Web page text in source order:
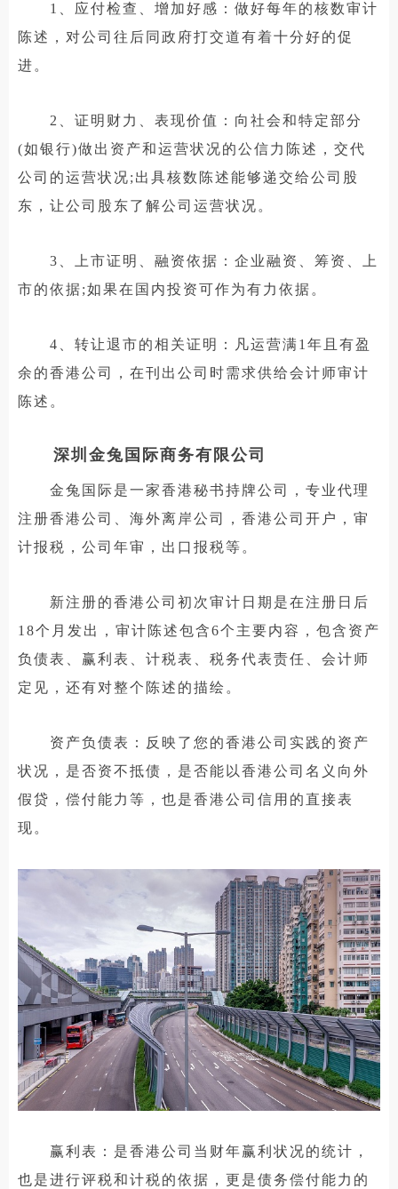
1、应付检查、增加好感：做好每年的核数审计
陈述，对公司往后同政府打交道有着十分好的促
进。
2、证明财力、表现价值：向社会和特定部分
(如银行)做出资产和运营状况的公信力陈述，交代
公司的运营状况;出具核数陈述能够递交给公司股
东，让公司股东了解公司运营状况。
3、上市证明、融资依据：企业融资、筹资、上
市的依据;如果在国内投资可作为有力依据。
4、转让退市的相关证明：凡运营满1年且有盈
余的香港公司，在刊出公司时需求供给会计师审计
陈述。
深圳金兔国际商务有限公司
金兔国际是一家香港秘书持牌公司，专业代理
注册香港公司、海外离岸公司，香港公司开户，审
计报税，公司年审，出口报税等。
新注册的香港公司初次审计日期是在注册日后
18个月发出，审计陈述包含6个主要内容，包含资产
负债表、赢利表、计税表、税务代表责任、会计师
定见，还有对整个陈述的描绘。
资产负债表：反映了您的香港公司实践的资产
状况，是否资不抵债，是否能以香港公司名义向外
假贷，偿付能力等，也是香港公司信用的直接表
现。
赢利表：是香港公司当财年赢利状况的统计，
也是进行评税和计税的依据，更是债务偿付能力的